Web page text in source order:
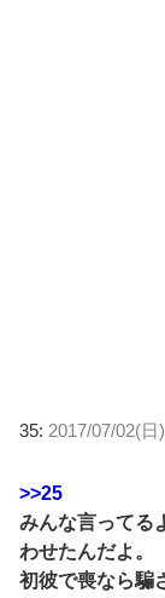
35: 2017/07/02(日
>>25
みんな言ってる
わせたんだよ。
初彼で喪なら騙